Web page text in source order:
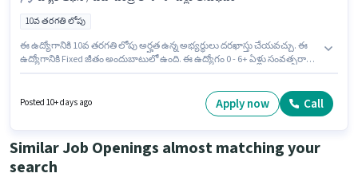
10వ తరగతి లోపు
ఈ ఉద్యోగానికి 10వ తరగతి లోపు అర్హత ఉన్న అభ్యర్థులు దరఖాస్తు చేయవచ్చు. ఈ
ఉద్యోగానికి Fixed జీతం అందుబాటులో ఉంది. ఈ ఉద్యోగం 0 - 6+ ఏళ్లు సంవత్సరాల
Security And Manpower బ్యాక్ ఆఫీస్ / డేటా ఎంట్రీ విభాగంలో Backend Lead
Generate ఉద్యోగానికి క్రియాశీలకంగా నియామకం జరుగుతోంది.
Posted 10+ days ago Apply now Call
Similar Job Openings almost matching your
search